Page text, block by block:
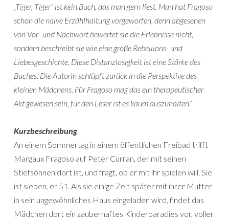
„Tiger, Tiger“ ist kein Buch, das man gern liest. Man hat Fragoso
schon die naive Erzählhaltung vorgeworfen, denn abgesehen
von Vor- und Nachwort bewertet sie die Erlebnisse nicht,
sondern beschreibt sie wie eine große Rebellions- und
Liebesgeschichte. Diese Distanzlosigkeit ist eine Stärke des
Buches: Die Autorin schlüpft zurück in die Perspektive des
kleinen Mädchens. Für Fragoso mag das ein therapeutischer
Akt gewesen sein, für den Leser ist es kaum auszuhalten.“
Kurzbeschreibung
An einem Sommertag in einem öffentlichen Freibad trifft
Margaux Fragoso auf Peter Curran, der mit seinen
Stiefsöhnen dort ist, und fragt, ob er mit ihr spielen will. Sie
ist sieben, er 51. Als sie einige Zeit später mit ihrer Mutter
in sein ungewöhnliches Haus eingeladen wird, findet das
Mädchen dort ein zauberhaftes Kinderparadies vor, voller